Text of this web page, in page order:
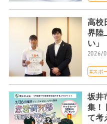
高校
界陸
い」
2026/
#スポ
坂井
集！
て考